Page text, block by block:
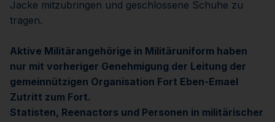
Jacke mitzubringen und geschlossene Schuhe zu
tragen.
Aktive Militärangehörige in Militäruniform haben
nur mit vorheriger Genehmigung der Leitung der
gemeinnützigen Organisation Fort Eben-Emael
Zutritt zum Fort.
Statisten, Reenactors und Personen in militärischer